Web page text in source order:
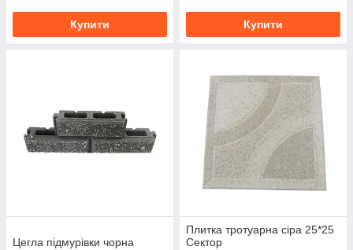
Купити Купити
Цегла підмурівки чорна
Плитка тротуарна сіра 25*25
Сектор